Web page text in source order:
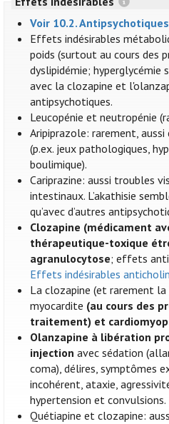
Voir 10.2. Antipsychotiques
Effets indésirables
poids (surtout au cours des
dyslipidémie;
avec la clozapine et
antipsychotiques.
Leucopénie et neutropénie
Aripiprazole: rarement,
(p.ex. jeux pathologiques,
boulimique).
Cariprazine: aussi troubles
intestinaux. L’akathisie
qu’avec d’autres
Clozapine (médicament
thérapeutique-toxique
agranulocytose; effets
Effets indésirables
La clozapine (et rarement
myocardite (au cours des
traitement) et
Olanzapine à libération
injection avec sédation
coma), délires, symptômes
incohérent, ataxie,
hypertension et convulsions.
Quétiapine et clozapine: